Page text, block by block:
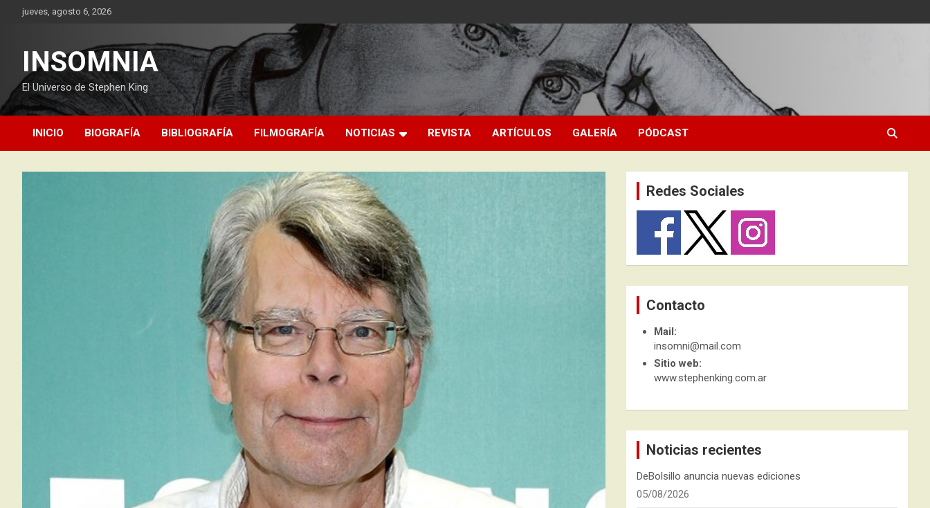
Saltarjueves, agosto 6, 2026
INSOMNIA
El Universo de Stephen King
INICIO BIOGRAFÍA BIBLIOGRAFÍA FILMOGRAFÍA NOTICIAS REVISTA ARTÍCULOS GALERÍA PÓDCAST
Redes Sociales
Contacto
Mail:
insomni@mail.com
Sitio web:
www.stephenking.com.ar
Noticias recientes
DeBolsillo anuncia nuevas ediciones
05/08/2026